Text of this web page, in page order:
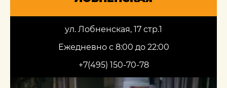
ул. Лобненская, 17 стр.1
Ежедневно с 8:00 до 22:00
+7(495) 150-70-78